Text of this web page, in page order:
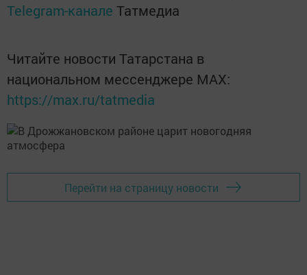
Telegram-канале Татмедиа
Читайте новости Татарстана в
национальном мессенджере MАХ:
https://max.ru/tatmedia
Перейти на страницу новости